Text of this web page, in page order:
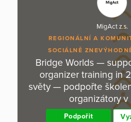
MigAct z.s.
REGIONÁLNÍ A
SOCIÁLNĚ
Bridge Worlds —
organizer training in
světy — podpořte
organizátory
Podpořit